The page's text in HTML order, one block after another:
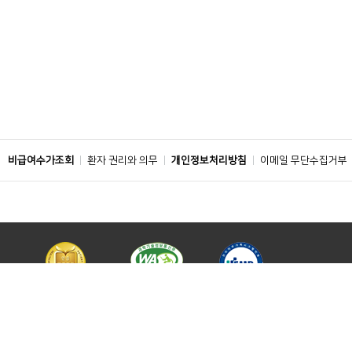
비급여수가조회 환자 권리와 의무 개인정보처리방침 이메일 무단수집거부